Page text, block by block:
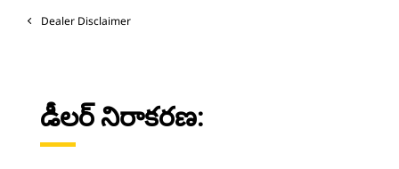
Dealer Disclaimer
డీలర్ నిరాకరణ: